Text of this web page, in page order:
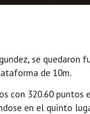
se quedaron
de 10m.
con 320.60 puntos
en el quinto